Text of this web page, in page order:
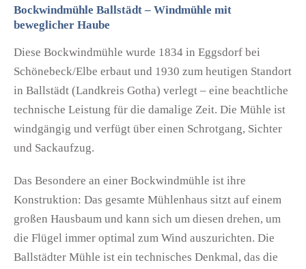
Bockwindmühle Ballstädt – Windmühle mit
beweglicher Haube
Diese Bockwindmühle wurde 1834 in Eggsdorf bei
Schönebeck/Elbe erbaut und 1930 zum heutigen Standort
in Ballstädt (Landkreis Gotha) verlegt – eine beachtliche
technische Leistung für die damalige Zeit. Die Mühle ist
windgängig und verfügt über einen Schrotgang, Sichter
und Sackaufzug.
Das Besondere an einer Bockwindmühle ist ihre
Konstruktion: Das gesamte Mühlenhaus sitzt auf einem
großen Hausbaum und kann sich um diesen drehen, um
die Flügel immer optimal zum Wind auszurichten. Die
Ballstädter Mühle ist ein technisches Denkmal, das die